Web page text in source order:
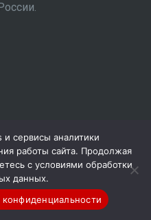
д. 57с1, офис 256
сервисы аналитики
работы сайта. Продолжая
с условиями обработки
данных.
конфиденциальности